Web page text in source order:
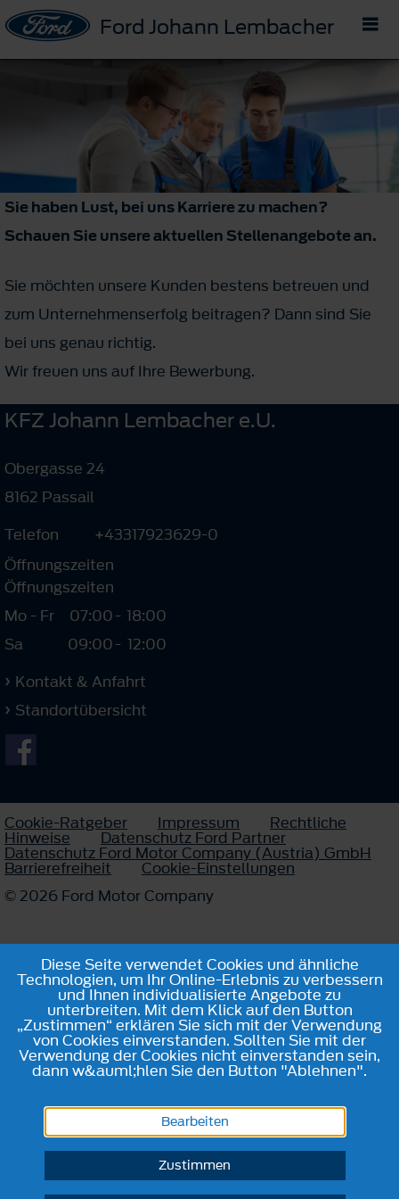
Ford Johann Lembacher
Sie haben Lust, bei uns Karriere zu machen?
Schauen Sie unsere aktuellen Stellenangebote an.
Sie möchten unsere Kunden bestens betreuen und
zum Unternehmenserfolg beitragen? Dann sind Sie
bei uns genau richtig.
Wir freuen uns auf Ihre Bewerbung.
KFZ Johann Lembacher e.U.
Obergasse 24
8162 Passail
Telefon
+43317923629-0
Öffnungszeiten
Öffnungszeiten
Mo - Fr
07:00- 18:00
Sa
09:00- 12:00
Kontakt & Anfahrt
Standortübersicht
Cookie-Ratgeber Impressum Rechtliche
Hinweise Datenschutz Ford Partner
Datenschutz Ford Motor Company (Austria) GmbH
Barrierefreiheit
Cookie-Einstellungen
© 2026 Ford Motor Company
Diese Seite verwendet Cookies und ähnliche
Technologien, um Ihr Online-Erlebnis zu verbessern
und Ihnen individualisierte Angebote zu
unterbreiten. Mit dem Klick auf den Button
„Zustimmen“ erklären Sie sich mit der Verwendung
von Cookies einverstanden. Sollten Sie mit der
Verwendung der Cookies nicht einverstanden sein,
dann w&auml;hlen Sie den Button "Ablehnen".
Bearbeiten
Zustimmen